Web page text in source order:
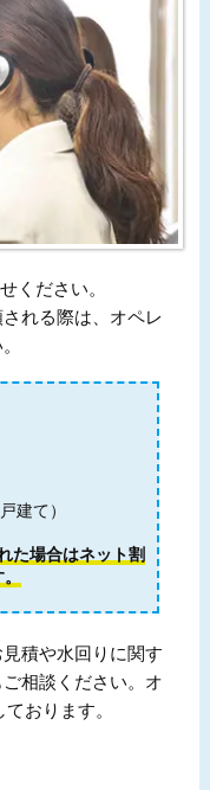
ください。
れる際は、オペレ
建て）
た場合はネット割
積や水回りに関す
相談ください。オ
おります。